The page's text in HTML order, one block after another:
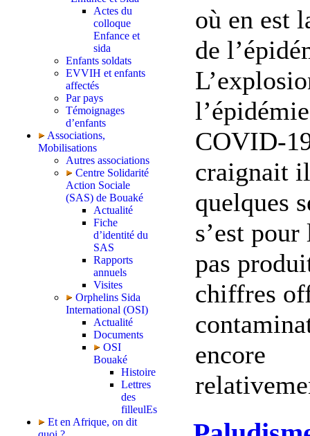
Actes du
colloque
Enfance et
sida
Enfants soldats
EVVIH et enfants
affectés
Par pays
Témoignages
d’enfants
Associations,
Mobilisations
Autres associations
Centre Solidarité
Action Sociale
(SAS) de Bouaké
Actualité
Fiche
d’identité du
SAS
Rapports
annuels
Visites
Orphelins Sida
International (OSI)
Actualité
Documents
OSI
Bouaké
Histoire
Lettres
des
filleulEs
Et en Afrique, on dit
où en est
de
COVID-
craignait
quelques
s’est
pas
chiffres
encore